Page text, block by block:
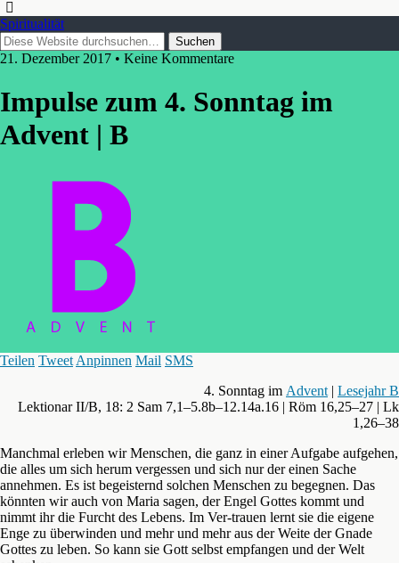
Spiritualität
21. Dezember 2017 • Keine Kommentare
Impulse zum 4. Sonntag im
Advent | B
Teilen Tweet Anpinnen Mail SMS
4. Sonntag im Advent | Lesejahr B
Lektionar II/B, 18: 2 Sam 7,1–5.8b–12.14a.16 | Röm 16,25–27 | Lk
1,26–38
Manchmal erleben wir Menschen, die ganz in einer Aufgabe aufgehen,
die alles um sich herum vergessen und sich nur der einen Sache
annehmen. Es ist begeisternd solchen Menschen zu begegnen. Das
könnten wir auch von Maria sagen, der Engel Gottes kommt und
nimmt ihr die Furcht des Lebens. Im Ver-trauen lernt sie die eigene
Enge zu überwinden und mehr und mehr aus der Weite der Gnade
Gottes zu leben. So kann sie Gott selbst empfangen und der Welt